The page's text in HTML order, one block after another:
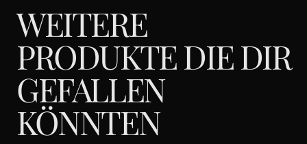
WEITERE
PRODUKTE DIE DIR
GEFALLEN
KÖNNTEN